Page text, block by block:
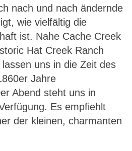
nach und nach ändernde
wie vielfältig die
ist. Nahe Cache Creek
Hat Creek Ranch
uns in die Zeit des
Jahre
Abend steht uns in
Es empfiehlt
der kleinen, charmanten